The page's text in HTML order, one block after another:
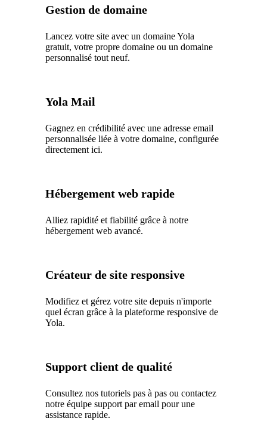
Gestion de domaine
Lancez votre site avec un domaine Yola
gratuit, votre propre domaine ou un domaine
personnalisé tout neuf.
Yola Mail
Gagnez en crédibilité avec une adresse email
personnalisée liée à votre domaine, configurée
directement ici.
Hébergement web rapide
Alliez rapidité et fiabilité grâce à notre
hébergement web avancé.
Créateur de site responsive
Modifiez et gérez votre site depuis n'importe
quel écran grâce à la plateforme responsive de
Yola.
Support client de qualité
Consultez nos tutoriels pas à pas ou contactez
notre équipe support par email pour une
assistance rapide.